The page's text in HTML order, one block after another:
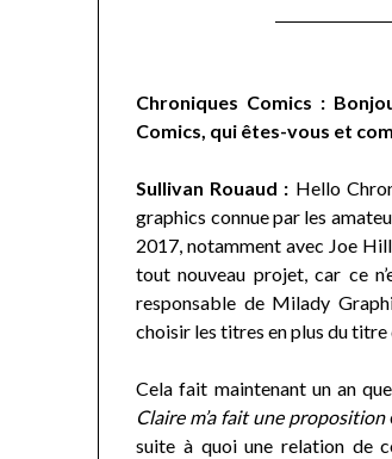
Chroniques Comics :
Comics, qui êtes-vous et
Sullivan Rouaud : Hello
graphics connue par les
2017, notamment avec Joe
tout nouveau projet, car ce
responsable de Milady
choisir les titres en plus du
Cela fait maintenant un an
Claire m’a fait une proposition
suite à quoi une relation de